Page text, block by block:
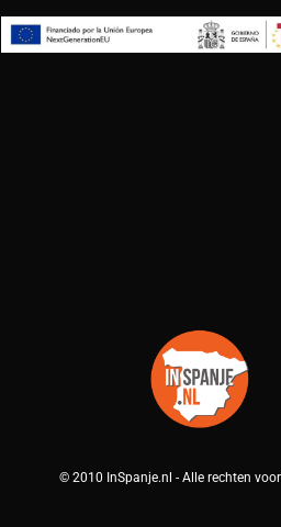
© 2010 InSpanje.nl - Alle rechten